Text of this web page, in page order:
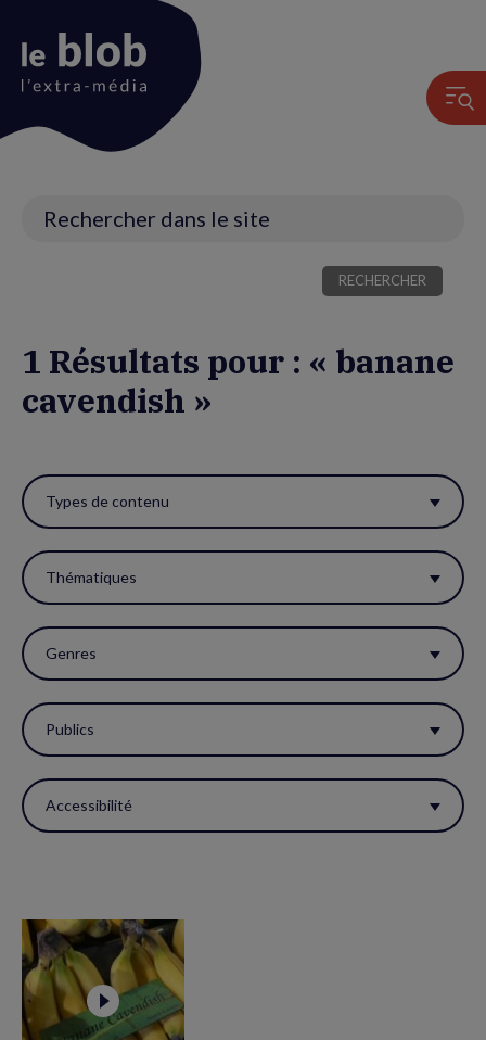
1 Résultats pour : « banane
cavendish »
ces
filtres
pour
réactualiser
la
page.
Types de contenu
Thématiques
Genres
Publics
Accessibilité